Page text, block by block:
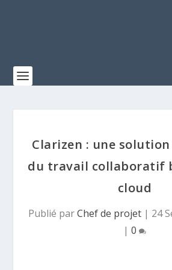
Clarizen : une
du travail collaboratif
cloud
Publié parChef de projet | 24
| 0